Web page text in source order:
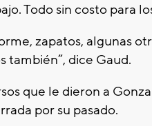
Todo sin costo para
zapatos, algunas
también”, dice Gaud.
que le dieron a
por su pasado.